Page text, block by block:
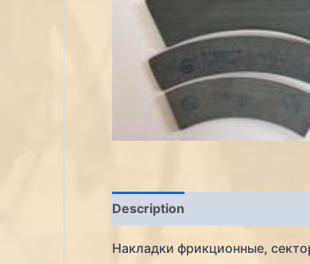
Description
Накладки фрикционные,